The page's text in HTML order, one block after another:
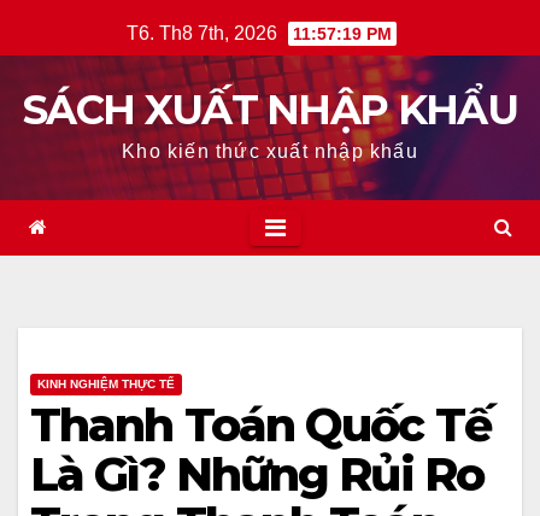
to
content
T6. Th8 7th, 2026 11:57:21 PM
SÁCH XUẤT NHẬP KHẨU
Kho kiến thức xuất nhập khẩu
KINH NGHIỆM THỰC TẾ
Thanh Toán Quốc Tế
Là Gì? Những Rủi Ro